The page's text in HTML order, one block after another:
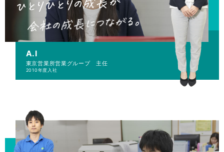
A.I
東京営業所営業グループ 主任
2010年度入社